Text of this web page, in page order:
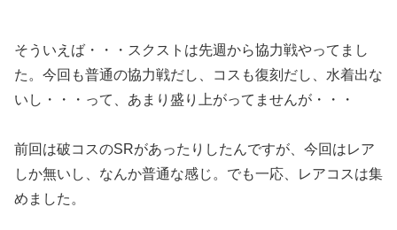
そういえば・・・スクストは先週から協力戦やってまし
た。今回も普通の協力戦だし、コスも復刻だし、水着出な
いし・・・って、あまり盛り上がってませんが・・・
前回は破コスのSRがあったりしたんですが、今回はレア
しか無いし、なんか普通な感じ。でも一応、レアコスは集
めました。